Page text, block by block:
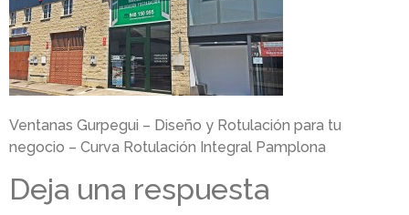
Ventanas Gurpegui – Diseño y Rotulación para tu
negocio – Curva Rotulación Integral Pamplona
Deja una respuesta